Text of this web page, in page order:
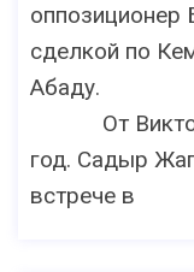
оппозиционер
сделкой по
От Виктор
год. Садыр
встрече в